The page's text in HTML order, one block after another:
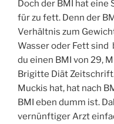
Doch der BMI hat eine
für zu fett. Denn der
Verhältnis zum
Wasser oder Fett sind
du einen BMI von 29,
Brigitte Diät
Muckis hat, hat nach
BMI eben dumm ist.
vernünftiger Arzt